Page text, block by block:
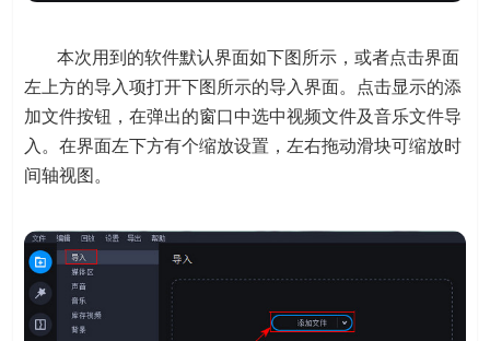
本次用到的软件默认界面如下图所示，或者点击界面
左上方的导入项打开下图所示的导入界面。点击显示的添
加文件按钮，在弹出的窗口中选中视频文件及音乐文件导
入。在界面左下方有个缩放设置，左右拖动滑块可缩放时
间轴视图。